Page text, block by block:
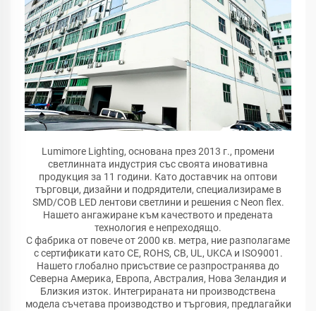
Lumimore Lighting, основана през 2013 г., промени
светлинната индустрия със своята иновативна
продукция за 11 години. Като доставчик на оптови
търговци, дизайни и подрядители, специализираме в
SMD/COB LED лентови светлини и решения с Neon flex.
Нашето ангажиране към качеството и предената
технология е непреходящо.
С фабрика от повече от 2000 кв. метра, ние разполагаме
с сертификати като CE, ROHS, CB, UL, UKCA и ISO9001.
Нашето глобално присъствие се разпространява до
Северна Америка, Европа, Австралия, Нова Зеландия и
Близкия изток. Интегрираната ни производствена
модела съчетава производство и търговия, предлагайки